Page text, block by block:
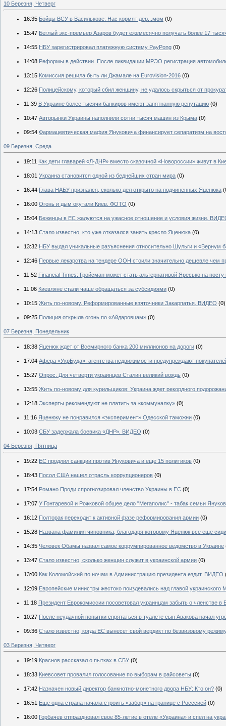
10 Березня, Четверг
16:35 Бойцы ВСУ в Василькове: Нас кормят дер...мом (0)
15:47 Беглый экс-премьер Азаров будет ежемесячно получать более 17
14:55 НБУ зарегистрировал платежную систему PayPong (0)
14:08 Реформы в действии. После ликвидации МРЭО регистрация
13:15 Комиссия решила быть ли Джамале на Eurovision-2016 (0)
12:26 Полицейскому, который сбил женщину, не удалось скрыться от
11:39 В Украине более тысячи банкиров имеют запятнанную репутацию (0)
10:47 Авторынки Украины наполнили сотни тысяч машин из Крыма (0)
09:54 Фармацевтическая мафия Януковича финансирует сепаратизм на
09 Березня, Среда
19:11 Как дети главарей «Л-ДНР» вместо сказочной «Новороссии» живут в
18:01 Украина становится одной из беднейших стран мира (0)
16:44 Глава НАБУ признался, сколько дел открыто на подчиненных Яценюка
16:00 Огонь и дым окутали Киев. ФОТО (0)
15:04 Беженцы в ЕС жалуются на ужасное отношение и условия жизни.
14:13 Стало известно, кто уже отказался занять кресло Яценюка (0)
13:32 НБУ выдал уникальные разъяснения относительно Шульги и «Вернум
12:46 Первые лекарства на тендере ООН стоили значительно дешевле чем
11:52 Financial Times: Гройсман может стать альтернативой Яресько на
11:06 Киевляне стали чаще обращаться за субсидиями (0)
10:15 Жить по-новому. Реформированные взяточники Закарпатья. ВИДЕО (0)
09:25 Полиция открыла огонь по «Айдаровцам» (0)
07 Березня, Понедельник
18:38 Яценюк ждет от Всемирного банка 200 миллионов на дороги (0)
17:04 Афера «УкрБуда»: агентства недвижимости предупреждают
15:27 Опрос. Для четверти украинцев Сталин великий вождь (0)
13:55 Жить по-новому для курильщиков: Украина ждет рекордного
12:18 Эксперты рекомендуют не платить за «коммуналку» (0)
11:16 Яценюку не понравился «эксперимент» Одесской таможни (0)
10:03 СБУ задержала боевика «ДНР». ВИДЕО (0)
04 Березня, Пятница
19:22 ЕС продлил санкции против Януковича и еще 15 политиков (0)
18:43 Посол США нашел отрасль коррупционеров (0)
17:54 Романо Проди спрогнозировал членство Украины в ЕС (0)
17:07 У Гонтаревой и Рожковой общее дело "Мегаполис" - табак семьи
16:12 Полторак переходит к активной фазе реформирования армии (0)
15:28 Названа фамилия чиновника, благодаря которому Яценюк все еще
14:35 Человек Обамы назвал самое коррумпированное ведомство в Украине
13:47 Стало известно, сколько женщин служит в украинской армии (0)
13:00 Как Коломойский по ночам в Администрацию президента ездит. ВИДЕО
12:09 Европейские министры жестоко поиздевались над главой
11:18 Президент Еврокомиссии посоветовал украинцам забыть о членстве
10:27 После неудачной попытки спрятаться в туалете сын Авакова начал
09:36 Стало известно, когда ЕС вынесет свой вердикт по безвизовому
03 Березня, Четверг
19:19 Краснов рассказал о пытках в СБУ (0)
18:33 Киевсовет провалил голосование по выборам в райсоветы (0)
17:42 Назначен новый директор банкнотно-монетного двора НБУ: Кто он? (0)
16:51 Еще одна страна начала строить «забор» на границе с Росссией (0)
16:00 Горбачев отпраздновал свое 85-летие в отеле «Украина» и спел на